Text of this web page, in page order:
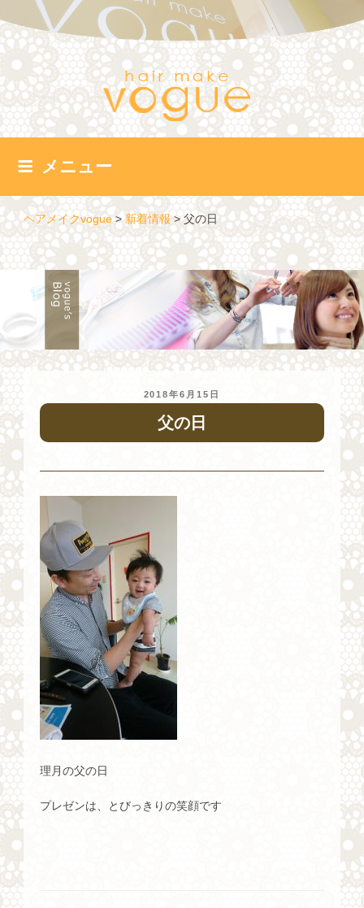
ン
テ
ツ
へ
ス
キ
メニュー
ヘアメイクvogue>新着情報>父の日
投
日:
2018年6月15日
父の日
理月の父の日
プレゼンは、とびっきりの笑顔です